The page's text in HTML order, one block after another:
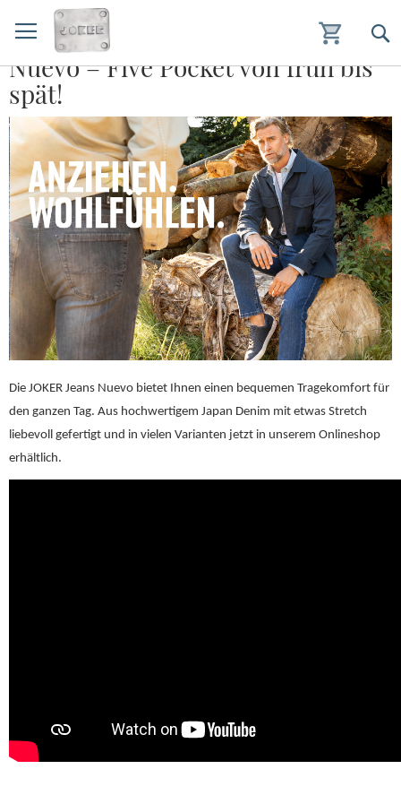
Zum
Inhalt
springen
Nuevo – Five Pocket von früh bis
spät!
Die JOKER Jeans Nuevo bietet Ihnen einen bequemen Tragekomfort für
den ganzen Tag. Aus hochwertigem Japan Denim mit etwas Stretch
liebevoll gefertigt und in vielen Varianten jetzt in unserem Onlineshop
erhältlich.